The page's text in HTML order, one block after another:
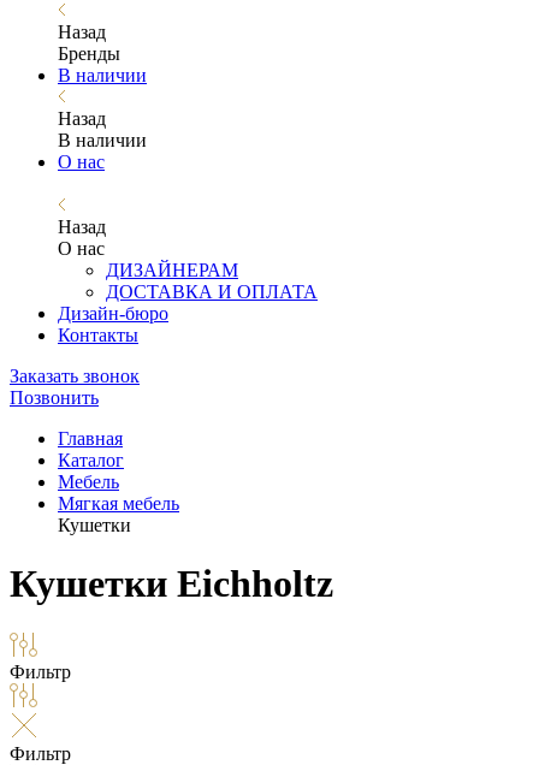
Назад
Бренды
В наличии
Назад
В наличии
О нас
Назад
О нас
ДИЗАЙНЕРАМ
ДОСТАВКА И ОПЛАТА
Дизайн-бюро
Контакты
Заказать звонок
Позвонить
Главная
Каталог
Мебель
Мягкая мебель
Кушетки
Кушетки Eichholtz
Фильтр
Фильтр